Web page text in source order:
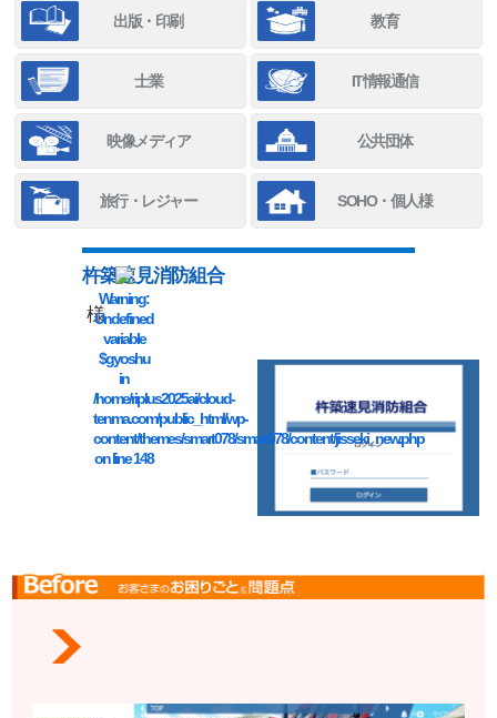
出版・印刷 教育
士業 IT情報通信
映像メディア 公共団体
旅行・レジャー SOHO・個人様
Warning:
Undefined
variable
$gyoshu
in
/home/riplus2025ai/cloud-
tenma.com/public_html/wp-
content/themes/smart078/smart078/content/jisseki_new.php
on line148
杵築速見消防組合
様